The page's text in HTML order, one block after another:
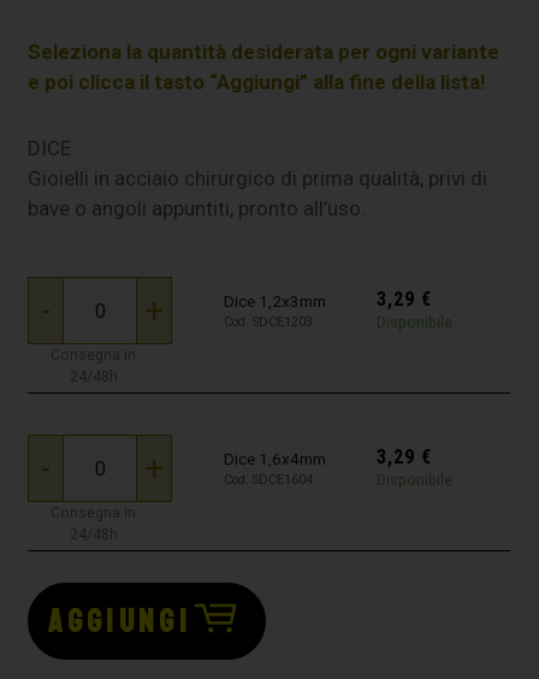
Seleziona la quantità desiderata per ogni variante
e poi clicca il tasto “Aggiungi” alla fine della lista!
DICE
Gioielli in acciaio chirurgico di prima qualità, privi di
bave o angoli appuntiti, pronto all’uso.
- +
Consegna in
24/48h
Dice 1,2x3mm
Cod. SDCE1203
3,29 €
Disponibile
- +
Consegna in
24/48h
Dice 1,6x4mm
Cod. SDCE1604
3,29 €
Disponibile
AGGIUNGI